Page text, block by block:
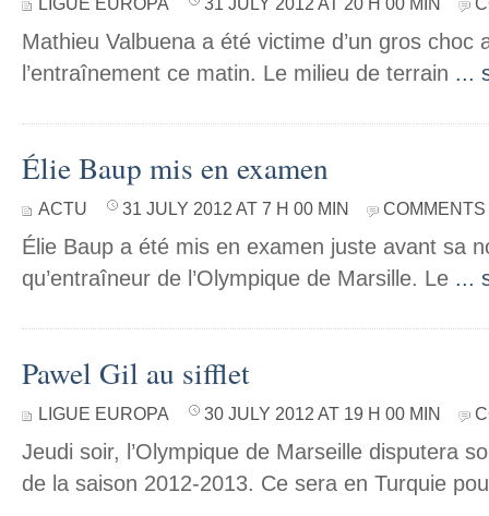
Mathieu Valbuena a été victime d’un gros choc
l’entraînement ce matin. Le milieu de terrain ...
Élie Baup mis en examen
ACTU 31 JULY 2012 AT 7 H 00 MIN
Élie Baup a été mis en examen juste avant sa
qu’entraîneur de l’Olympique de Marsille. Le ...
Pawel Gil au sifflet
LIGUE EUROPA 30 JULY 2012 AT 19 H 00 MIN
Jeudi soir, l’Olympique de Marseille disputera
de la saison 2012-2013. Ce sera en Turquie